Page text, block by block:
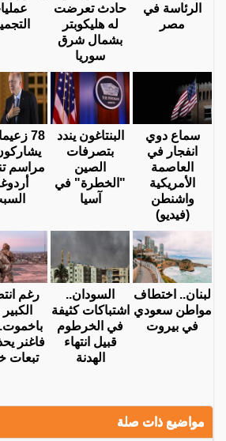
الرئاسة في
مصر
حادث تعرضت
له هليكوبتر
بشمال شرق
سوريا
سماع دوي
انفجار في
العاصمة
الأمريكية
واشنطن
(فيديو)
البنتاغون يندد
بتصرفات
الصين
"الخطرة" في
آسيا
78
مراسم
لبنان.. اختطاف
مواطن سعودي
في بيروت
السودان..
اشتباكات كثيفة
في الخرطوم
قبيل انتهاء
الهدنة
رغم
فاغنر
تبعات
مواضيع ذات صلة